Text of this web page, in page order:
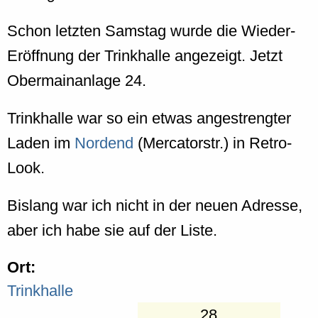
Schon letzten Samstag wurde die Wieder-
Eröffnung der Trinkhalle angezeigt. Jetzt
Obermainanlage 24.
Trinkhalle war so ein etwas angestrengter
Laden im Nordend (Mercatorstr.) in Retro-
Look.
Bislang war ich nicht in der neuen Adresse,
aber ich habe sie auf der Liste.
Ort:
Trinkhalle